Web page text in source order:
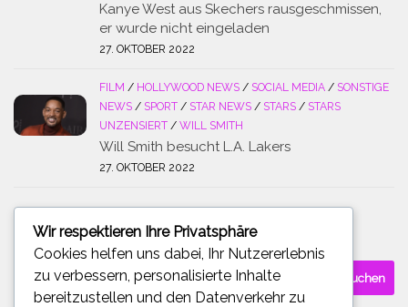
Kanye West aus Skechers rausgeschmissen,
er wurde nicht eingeladen
27. OKTOBER 2022
FILM / HOLLYWOOD NEWS / SOCIAL MEDIA / SONSTIGE
NEWS / SPORT / STAR NEWS / STARS / STARS
UNZENSIERT / WILL SMITH
Will Smith besucht L.A. Lakers
27. OKTOBER 2022
SUCHE
Suchen
nach:
Wir respektieren Ihre Privatsphäre
Cookies helfen uns dabei, Ihr Nutzererlebnis
zu verbessern, personalisierte Inhalte
bereitzustellen und den Datenverkehr zu